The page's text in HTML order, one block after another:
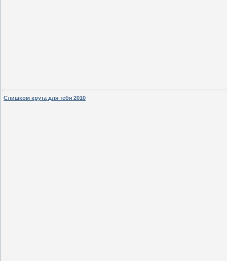
Слишком крута для тебя 2010